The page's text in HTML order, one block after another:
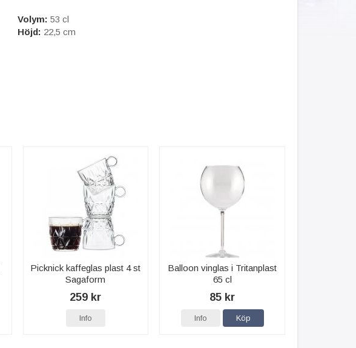
Volym: 53 cl
Höjd: 22,5 cm
Picknick kaffeglas plast 4 st
Sagaform
259 kr
Info
Balloon vinglas i Tritanplast
65 cl
85 kr
Info Köp